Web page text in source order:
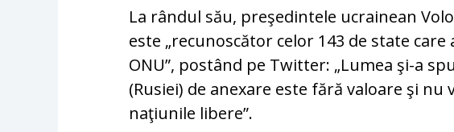
La rândul său, preşedintele ucrainean
este „recunoscător celor 143 de state
ONU”, postând pe Twitter: „Lumea şi-a
(Rusiei) de anexare este fără valoare şi
naţiunile libere”.